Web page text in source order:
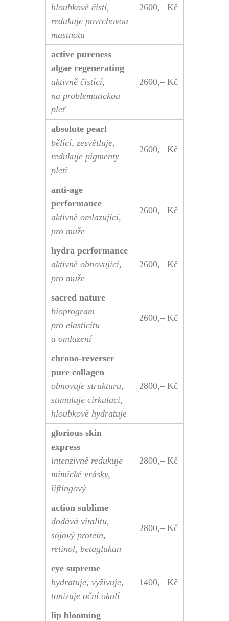
hloubkově čistí,
redukuje povrchovou
mastnotu
2600,– Kč
active pureness
algae regenerating
aktivně čistící,
na problematickou
pleť
2600,– Kč
absolute pearl
bělící, zesvětluje,
redukuje pigmenty
pleti
2600,– Kč
anti-age
performance
aktivně omlazující,
pro muže
2600,– Kč
hydra performance
aktivně obnovující,
pro muže
2600,– Kč
sacred nature
bioprogram
pro elasticitu
a omlazení
2600,– Kč
chrono-reverser
pure collagen
obnovuje strukturu,
stimuluje cirkulaci,
hloubkově hydratuje
2800,– Kč
glorious skin
express
intenzivně redukuje
mimické vrásky,
liftingový
2800,– Kč
action sublime
dodává vitalitu,
sójový protein,
retinol, betaglukan
2800,– Kč
eye supreme
hydratuje, vyživuje,
tonizuje oční okolí
1400,– Kč
lip blooming